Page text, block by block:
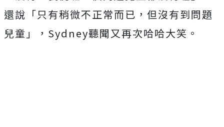
還說「只有稍微不正常而已，但沒有到問題
兒童」，Sydney聽聞又再次哈哈大笑。